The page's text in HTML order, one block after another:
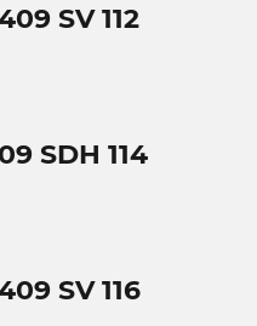
SV 112
SDH 114
SV 116